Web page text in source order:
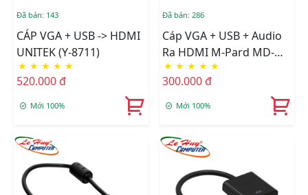
Đã bán: 143
CÁP VGA + USB -> HDMI
UNITEK (Y-8711)
★ ★ ★ ★ ★
520.000 đ
Mới 100%
Đã bán: 286
Cáp VGA + USB + Audio
Ra HDMI M-Pard MD-
008
★ ★ ★ ★ ★
300.000 đ
Mới 100%